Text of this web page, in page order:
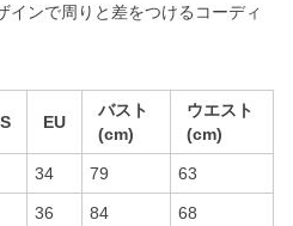
インで周りと差をつけるコーディ
EU
バスト
(cm)
ウエスト
(cm)
34 79 63
36 84 68